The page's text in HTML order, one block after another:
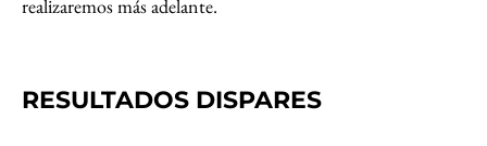
realizaremos más adelante.
RESULTADOS DISPARES